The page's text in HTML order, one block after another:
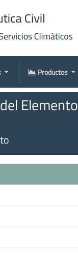
Productos
Elemento